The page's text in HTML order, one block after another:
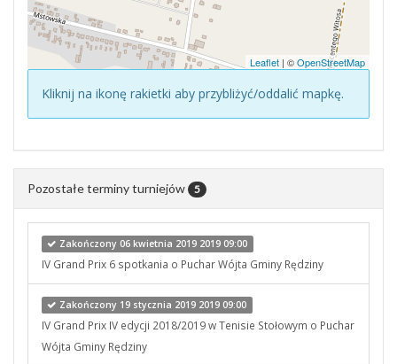
Leaflet | ©OpenStreetMap
Kliknij na ikonę rakietki aby przybliżyć/oddalić mapkę.
Pozostałe terminy turniejów 5
Zakończony 06 kwietnia 2019 2019 09:00
IV Grand Prix 6 spotkania o Puchar Wójta Gminy Rędziny
Zakończony 19 stycznia 2019 2019 09:00
IV Grand Prix IV edycji 2018/2019 w Tenisie Stołowym o Puchar
Wójta Gminy Rędziny